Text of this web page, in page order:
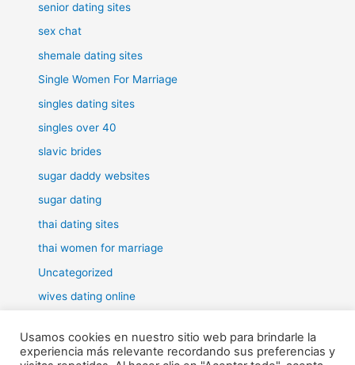
senior dating sites
sex chat
shemale dating sites
Single Women For Marriage
singles dating sites
singles over 40
slavic brides
sugar daddy websites
sugar dating
thai dating sites
thai women for marriage
Uncategorized
wives dating online
Usamos cookies en nuestro sitio web para brindarle la
experiencia más relevante recordando sus preferencias y